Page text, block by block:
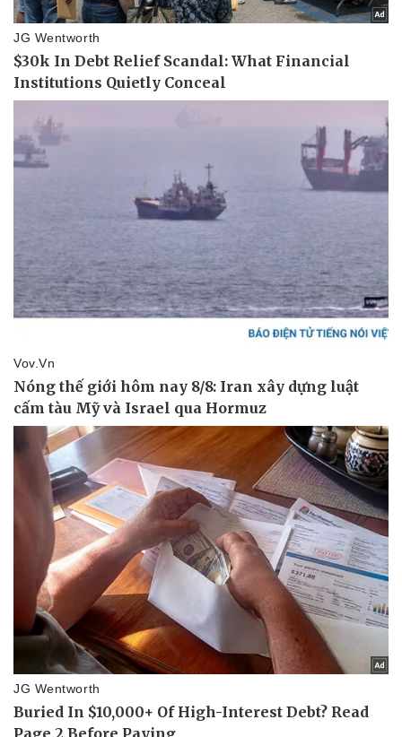
Văn hóa
Sân khấu - Điện ảnh
Văn học
Âm nhạc
Di sản
Giải trí
Nghệ sĩ
Thời trang
Sao Việt